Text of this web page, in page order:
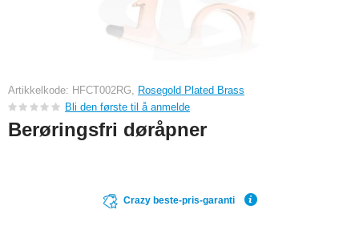
Artikkelkode: HFCT002RG, Rosegold Plated Brass
Bli den første til å anmelde
Berøringsfri døråpner
Crazy beste-pris-garanti